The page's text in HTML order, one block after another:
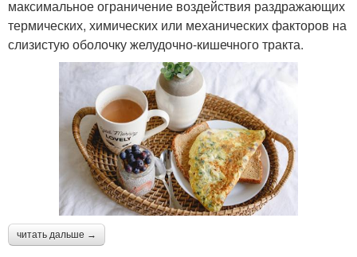
максимальное ограничение воздействия раздражающих
термических, химических или механических факторов на
слизистую оболочку желудочно-кишечного тракта.
читать дальше →